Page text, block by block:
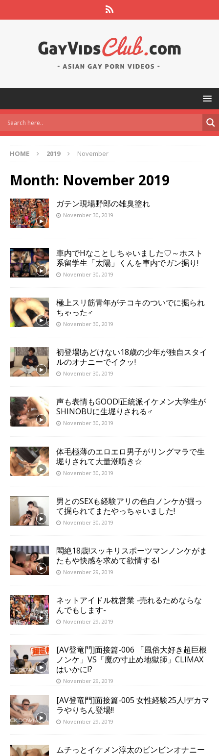
HOME 2019 November
Month: November 2019
ガテン現場野郎の雄臭塗れ
November 30, 2019
車内でHなことしちゃいました♡～ホスト
系留学生「太陽」くんを車内でガン掘り!
November 30, 2019
極上スリ筋青年がテコキのついでに掘られ
ちゃった♂
November 30, 2019
初登場!あどけない18歳の少年が独自スタイ
ルのオナニーでイクッ!
November 30, 2019
声も表情もGOOD!正統派イケメン大学生が
SHINOBUに生堀りされる♂
November 30, 2019
体毛極薄のエロエロ男子がリングマラで生
堀りされて大量潮噴き☆
November 30, 2019
男とのSEXも経験アリの色白ノンケが掘っ
て掘られてまたやっちゃいました!
November 30, 2019
悶絶18歳!スッキリスポーツマンノンケがま
たもや快感を求めて欲情する!
November 29, 2019
ネットアイドル枕営業 -売れるためならな
んでもします-
November 29, 2019
[AV登竜門]面接篇-006 「風俗大好き超巨根
ノンケ」VS「魔の寸止め地獄師」CLIMAX
はいかに!?
November 29, 2019
[AV登竜門]面接篇-005 女性経験25人!デカマ
ラやりちん登場!!
November 29, 2019
ムチっとイケメン淳太のビンビンオナニー